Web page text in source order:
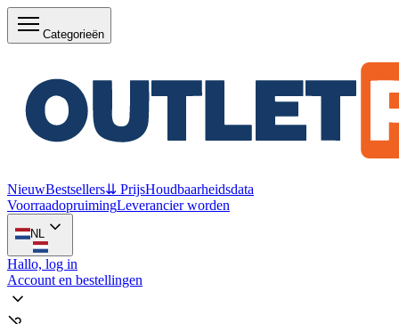
Categorieën
NieuwBestsellers⇊ PrijsHoudbaarheidsdata
VoorraadopruimingLeverancier worden
NL
Hallo, log in
Account en bestellingen